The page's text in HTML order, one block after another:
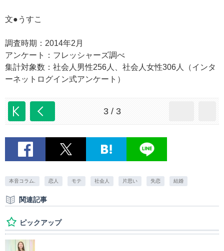
文●うすこ
調査時期：2014年2月
アンケート：フレッシャーズ調べ
集計対象数：社会人男性256人、社会人女性306人（インタ
ーネットログイン式アンケート）
3 / 3
本音コラム. 恋人 モテ 社会人 片思い 失恋 結婚
関連記事
ピックアップ